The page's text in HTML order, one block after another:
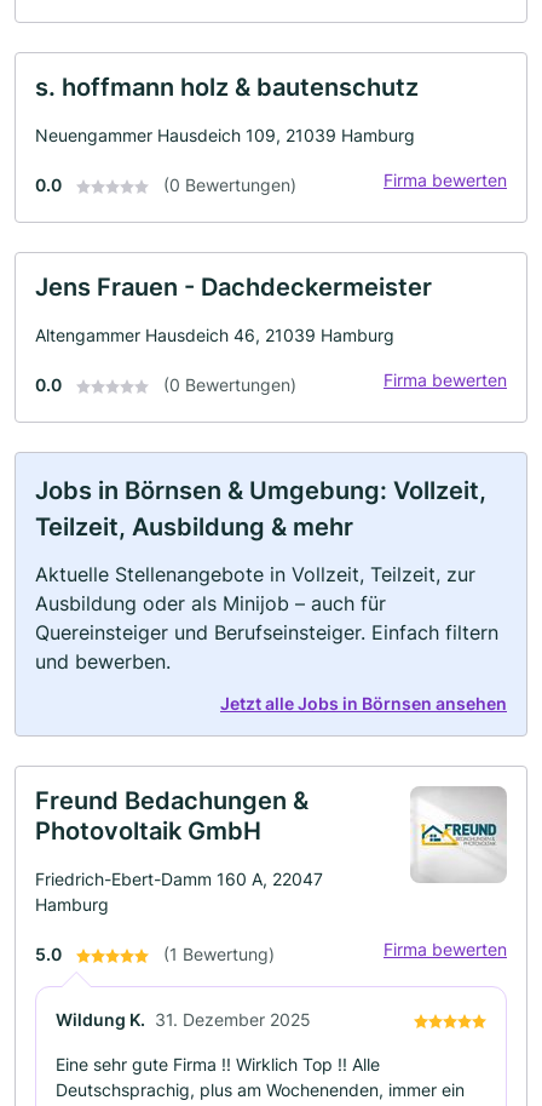
s. hoffmann holz & bautenschutz
Neuengammer Hausdeich 109, 21039 Hamburg
0.0 (0 Bewertungen) Firma bewerten
Jens Frauen - Dachdeckermeister
Altengammer Hausdeich 46, 21039 Hamburg
0.0 (0 Bewertungen) Firma bewerten
Jobs in Börnsen & Umgebung: Vollzeit,
Teilzeit, Ausbildung & mehr
Aktuelle Stellenangebote in Vollzeit, Teilzeit, zur
Ausbildung oder als Minijob – auch für
Quereinsteiger und Berufseinsteiger. Einfach filtern
und bewerben.
Jetzt alle Jobs in Börnsen ansehen
Freund Bedachungen &
Photovoltaik GmbH
Friedrich-Ebert-Damm 160 A, 22047
Hamburg
5.0 (1 Bewertung) Firma bewerten
Wildung K. 31. Dezember 2025
Eine sehr gute Firma !! Wirklich Top !! Alle
Deutschsprachig, plus am Wochenenden, immer ein